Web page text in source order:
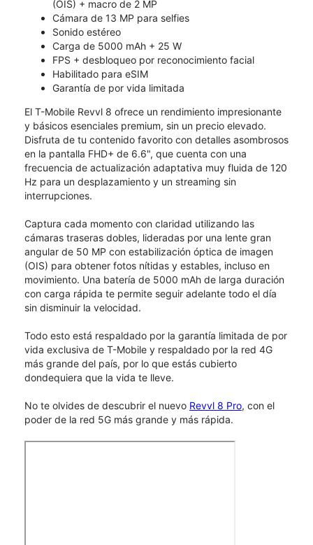
(OIS) + macro de 2 MP
Cámara de 13 MP para selfies
Sonido estéreo
Carga de 5000 mAh + 25 W
FPS + desbloqueo por reconocimiento facial
Habilitado para eSIM
Garantía de por vida limitada
El T-Mobile Revvl 8 ofrece un rendimiento impresionante
y básicos esenciales premium, sin un precio elevado.
Disfruta de tu contenido favorito con detalles asombrosos
en la pantalla FHD+ de 6.6", que cuenta con una
frecuencia de actualización adaptativa muy fluida de 120
Hz para un desplazamiento y un streaming sin
interrupciones.
Captura cada momento con claridad utilizando las
cámaras traseras dobles, lideradas por una lente gran
angular de 50 MP con estabilización óptica de imagen
(OIS) para obtener fotos nítidas y estables, incluso en
movimiento. Una batería de 5000 mAh de larga duración
con carga rápida te permite seguir adelante todo el día
sin disminuir la velocidad.
Todo esto está respaldado por la garantía limitada de por
vida exclusiva de T-Mobile y respaldado por la red 4G
más grande del país, por lo que estás cubierto
dondequiera que la vida te lleve.
No te olvides de descubrir el nuevo Revvl 8 Pro, con el
poder de la red 5G más grande y más rápida.